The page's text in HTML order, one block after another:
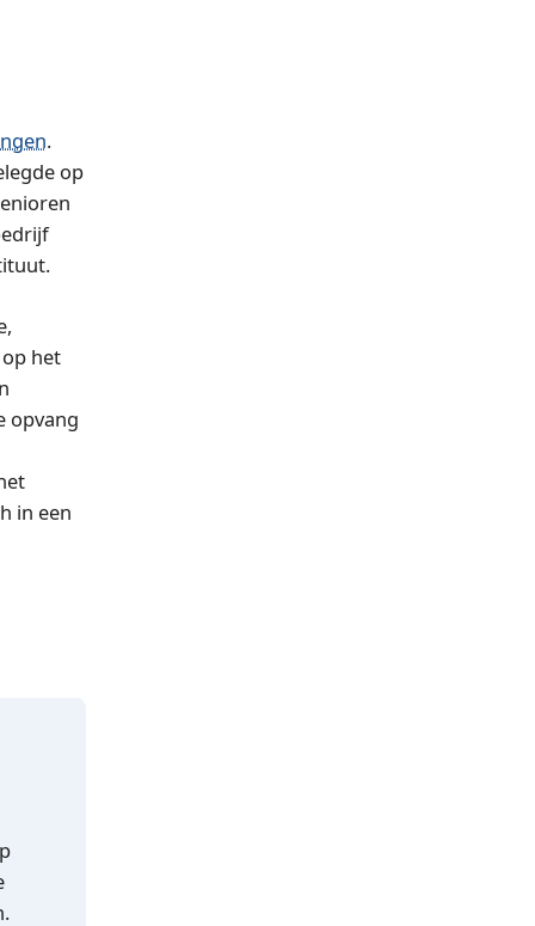
.
op
het
opvang
in een